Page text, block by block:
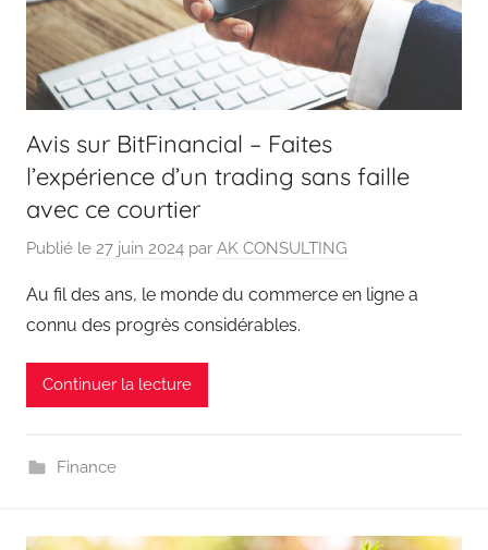
Avis sur BitFinancial – Faites
l’expérience d’un trading sans faille
avec ce courtier
Publié le 27 juin 2024 par AK CONSULTING
Au fil des ans, le monde du commerce en ligne a
connu des progrès considérables.
Continuer la lecture
Finance